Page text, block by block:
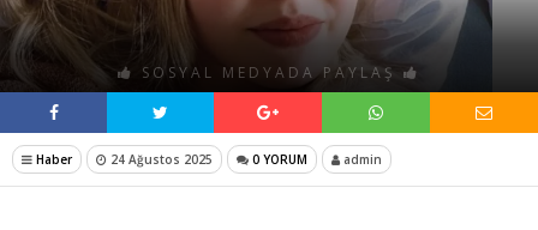
SOSYAL MEDYADA PAYLAŞ
Haber 24 Ağustos 2025 0 YORUM admin